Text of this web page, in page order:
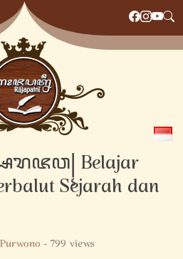
Belajar
Sejarah dan
- 799 views